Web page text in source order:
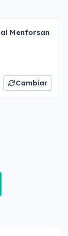
Menforsan
Cambiar